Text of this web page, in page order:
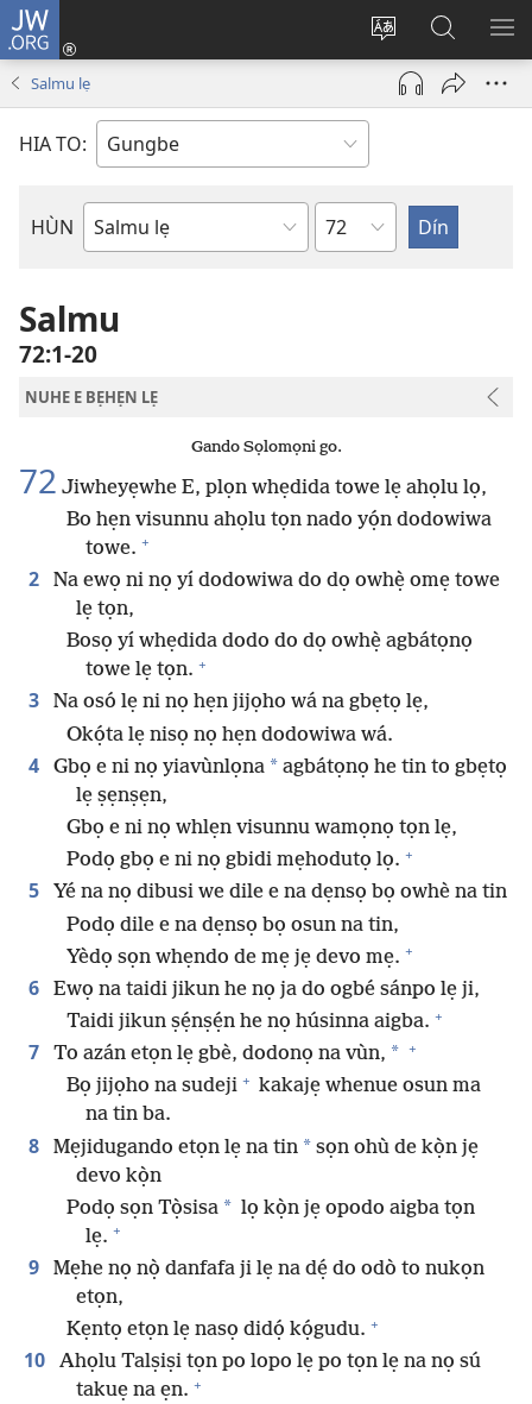
JW.ORG
Diọ
ogbè
nọtẹn
Hùn
Adà
Towe
(opens
new
Dín
to
JW.ORG
Salmu lẹ
HIA TO:
HÙN
Bible
Weta
Salmu
72:1-20
NUHE E BẸHẸN LẸ
Gando Sọlomọni go.
72 Jiwheyẹwhe E, plọn whẹdida towe lẹ ahọlu lọ,
Bo hẹn visunnu ahọlu tọn nado yọ́n dodowiwa
towe. +
2
Na ewọ ni nọ yí dodowiwa do dọ owhẹ̀ omẹ towe
lẹ tọn,
Bosọ yí whẹdida dodo do dọ owhẹ̀ agbátọnọ
towe lẹ tọn. +
3
Na osó lẹ ni nọ hẹn jijọho wá na gbẹtọ lẹ,
Okọ́ta lẹ nisọ nọ hẹn dodowiwa wá.
4 Gbọ e ni nọ yiavùnlọna * agbátọnọ he tin to gbẹtọ
lẹ ṣẹnṣẹn,
Gbọ e ni nọ whlẹn visunnu wamọnọ tọn lẹ,
Podọ gbọ e ni nọ gbidi mẹhodutọ lọ. +
5
Yé na nọ dibusi we dile e na dẹnsọ bọ owhè na tin
Podọ dile e na dẹnsọ bọ osun na tin,
Yèdọ sọn whẹndo de mẹ jẹ devo mẹ. +
6
Ewọ na taidi jikun he nọ ja do ogbé sánpo lẹ ji,
Taidi jikun ṣẹ́nṣẹ́n he nọ húsinna aigba. +
7 To azán etọn lẹ gbè, dodonọ na vùn, * +
Bọ jijọho na sudeji + kakajẹ whenue osun ma
na tin ba.
8 Mẹjidugando etọn lẹ na tin * sọn ohù de kọ̀n jẹ
devo kọ̀n
Podọ sọn Tọ̀sisa * lọ kọ̀n jẹ opodo aigba tọn
lẹ. +
9
Mẹhe nọ nọ̀ danfafa ji lẹ na dẹ́ do odò to nukọn
etọn,
Kẹntọ etọn lẹ nasọ didọ́ kọ́gudu. +
10
Ahọlu Talṣiṣi tọn po lopo lẹ po tọn lẹ na nọ sú
takuẹ na ẹn. +